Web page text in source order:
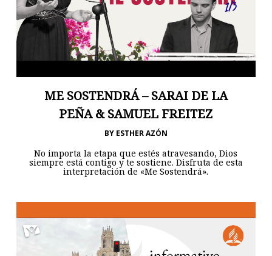
ME SOSTENDRÁ – SARAI DE LA
PEÑA & SAMUEL FREITEZ
BY ESTHER AZÓN
No importa la etapa que estés atravesando, Dios
siempre está contigo y te sostiene. Disfruta de esta
interpretación de «Me Sostendrá».